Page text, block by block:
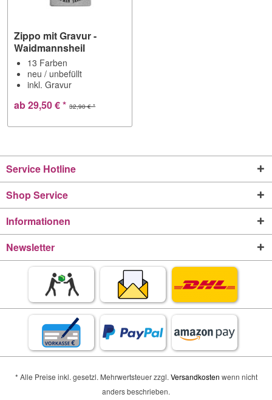
Zippo mit Gravur -
Waidmannsheil
13 Farben
neu / unbefüllt
inkl. Gravur
32,90 € *
ab 29,50 € *
Service Hotline
Shop Service
Informationen
Newsletter
* Alle Preise inkl. gesetzl. Mehrwertsteuer zzgl. Versandkosten wenn nicht
anders beschrieben.